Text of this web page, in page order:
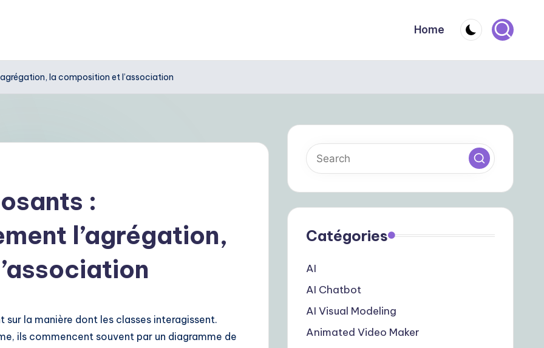
Home
la composition et l’association
:
l’agrégation,
la manière dont les classes interagissent.
ils commencent souvent par un diagramme de
Catégories
AI
AI Chatbot
AI Visual Modeling
Animated Video Maker